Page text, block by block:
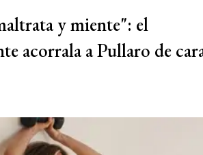
y miente": el
acorrala a Pullaro de